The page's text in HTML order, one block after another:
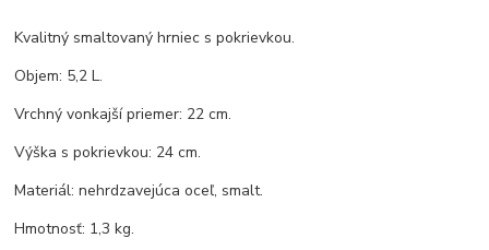
Kvalitný smaltovaný hrniec s pokrievkou.
Objem: 5,2 L.
Vrchný vonkajší priemer: 22 cm.
Výška s pokrievkou: 24 cm.
Materiál: nehrdzavejúca oceľ, smalt.
Hmotnosť: 1,3 kg.